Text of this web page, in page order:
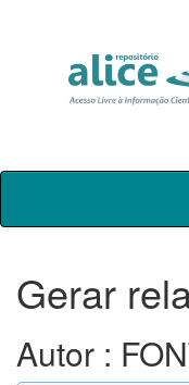
Skip
Gerar
Autor :